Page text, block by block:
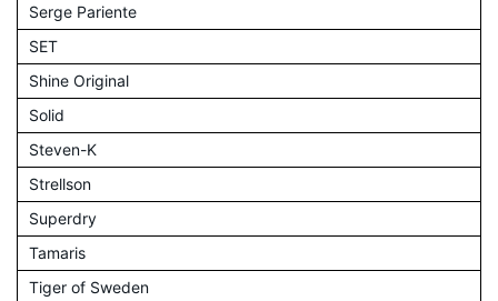
Serge Pariente
SET
Shine Original
Solid
Steven-K
Strellson
Superdry
Tamaris
Tiger of Sweden